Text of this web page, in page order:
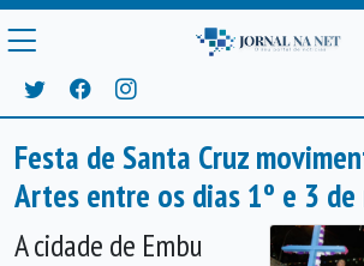
Festa de Santa Cruz
Artes entre os dias 1º e 3 de
A cidade de Embu